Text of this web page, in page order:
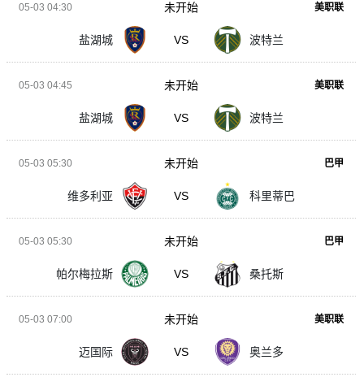
05-03 04:30 美职联
盐湖城 VS 波特兰
未开始
05-03 04:45 美职联
盐湖城 VS 波特兰
未开始
05-03 05:30 巴甲
维多利亚 VS 科里蒂巴
未开始
05-03 05:30 巴甲
帕尔梅拉斯 VS 桑托斯
未开始
05-03 07:00 美职联
迈国际 VS 奥兰多
未开始